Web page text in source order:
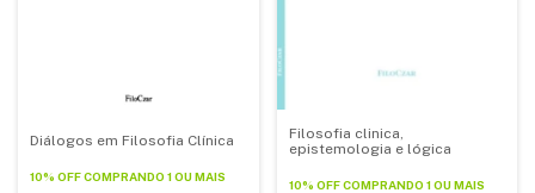
Diálogos em Filosofia Clínica
10% OFFCOMPRANDO 1 OU MAIS
Filosofia clinica,
epistemologia e lógica
10% OFF COMPRANDO 1 OU MAIS